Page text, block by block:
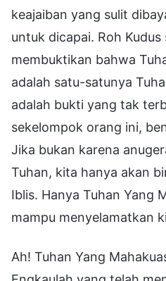
keajaiban yang sulit
untuk dicapai. Roh
membuktikan bahwa
adalah satu-satunya
adalah bukti yang tak
sekelompok orang ini,
Jika bukan karena
Tuhan, kita hanya akan
Iblis. Hanya Tuhan Yang
mampu menyelamatkan
Ah! Tuhan Yang